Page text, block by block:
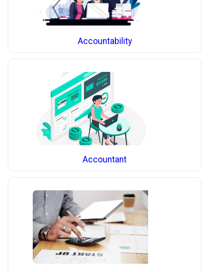
Accountability
Accountant